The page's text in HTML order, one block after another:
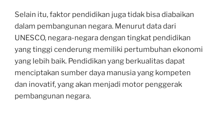
Selain itu, faktor pendidikan juga tidak bisa diabaikan
dalam pembangunan negara. Menurut data dari
UNESCO, negara-negara dengan tingkat pendidikan
yang tinggi cenderung memiliki pertumbuhan ekonomi
yang lebih baik. Pendidikan yang berkualitas dapat
menciptakan sumber daya manusia yang kompeten
dan inovatif, yang akan menjadi motor penggerak
pembangunan negara.